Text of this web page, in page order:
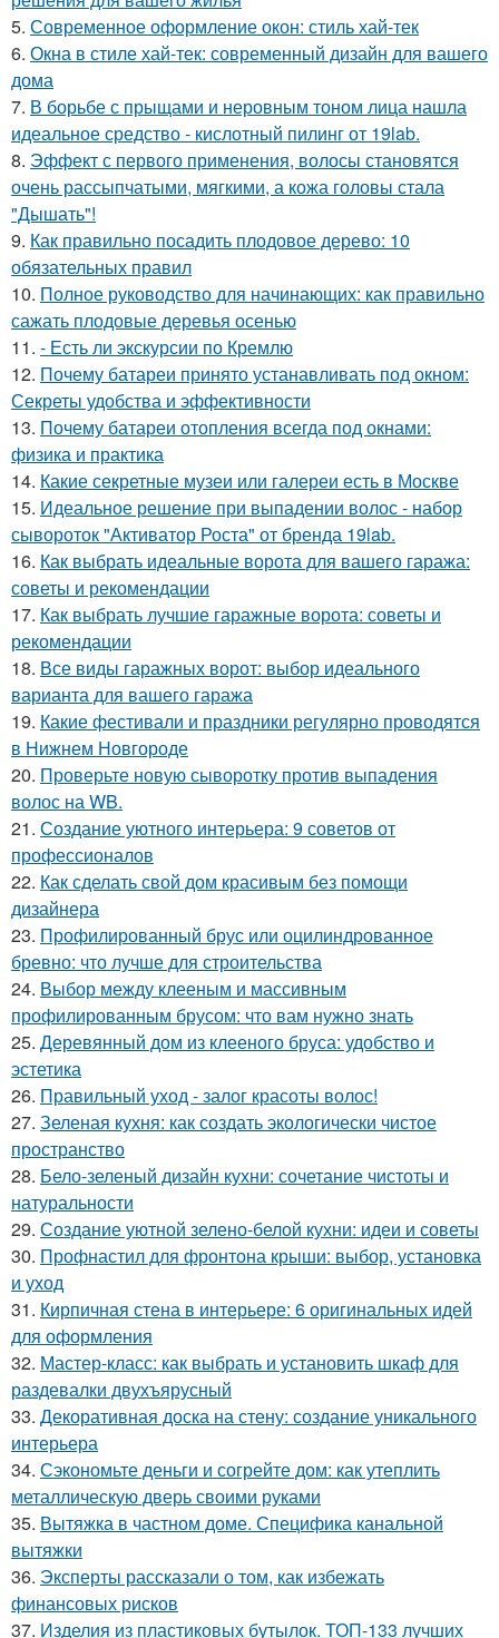
5. Современное оформление окон: стиль хай-тек
6. Окна в стиле хай-тек: современный дизайн для вашего
дома
7. В борьбе с прыщами и неровным тоном лица нашла
идеальное средство - кислотный пилинг от 19lab.
8. Эффект с первого применения, волосы становятся
очень рассыпчатыми, мягкими, а кожа головы стала
"Дышать"!
9. Как правильно посадить плодовое дерево: 10
обязательных правил
10. Полное руководство для начинающих: как правильно
сажать плодовые деревья осенью
11. - Есть ли экскурсии по Кремлю
12. Почему батареи принято устанавливать под окном:
Секреты удобства и эффективности
13. Почему батареи отопления всегда под окнами:
физика и практика
14. Какие секретные музеи или галереи есть в Москве
15. Идеальное решение при выпадении волос - набор
сывороток "Активатор Роста" от бренда 19lab.
16. Как выбрать идеальные ворота для вашего гаража:
советы и рекомендации
17. Как выбрать лучшие гаражные ворота: советы и
рекомендации
18. Все виды гаражных ворот: выбор идеального
варианта для вашего гаража
19. Какие фестивали и праздники регулярно проводятся
в Нижнем Новгороде
20. Проверьте новую сыворотку против выпадения
волос на WB.
21. Создание уютного интерьера: 9 советов от
профессионалов
22. Как сделать свой дом красивым без помощи
дизайнера
23. Профилированный брус или оцилиндрованное
бревно: что лучше для строительства
24. Выбор между клееным и массивным
профилированным брусом: что вам нужно знать
25. Деревянный дом из клееного бруса: удобство и
эстетика
26. Правильный уход - залог красоты волос!
27. Зеленая кухня: как создать экологически чистое
пространство
28. Бело-зеленый дизайн кухни: сочетание чистоты и
натуральности
29. Создание уютной зелено-белой кухни: идеи и советы
30. Профнастил для фронтона крыши: выбор, установка
и уход
31. Кирпичная стена в интерьере: 6 оригинальных идей
для оформления
32. Мастер-класс: как выбрать и установить шкаф для
раздевалки двухъярусный
33. Декоративная доска на стену: создание уникального
интерьера
34. Сэкономьте деньги и согрейте дом: как утеплить
металлическую дверь своими руками
35. Вытяжка в частном доме. Специфика канальной
вытяжки
36. Эксперты рассказали о том, как избежать
финансовых рисков
37. Изделия из пластиковых бутылок. ТОП-133 лучших